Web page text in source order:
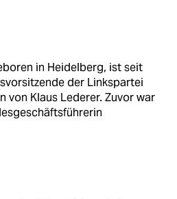
in Heidelberg, ist seit
der Linkspartei
von Klaus Lederer. Zuvor war